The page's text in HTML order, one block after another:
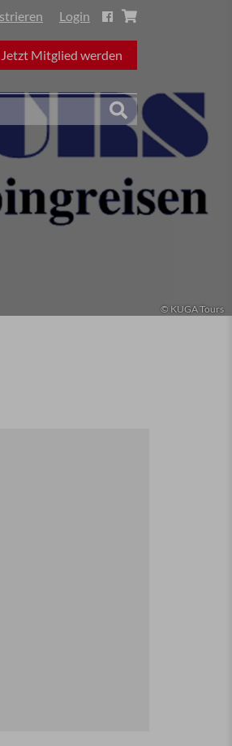
Jetzt Mitglied werden
Login
© KUGA Tours